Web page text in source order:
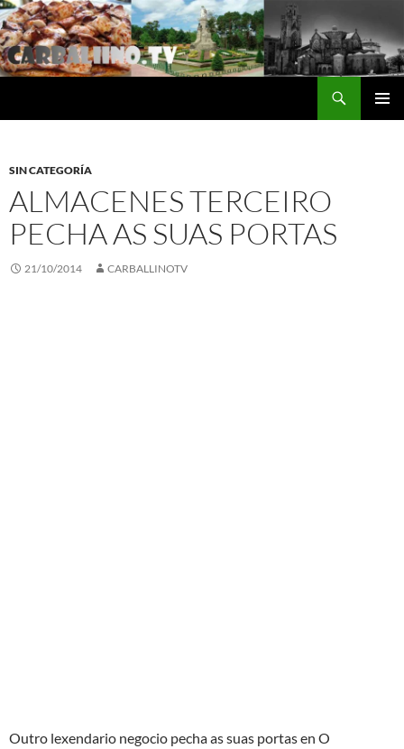
Saltar
al
contenido
SIN CATEGORÍA
ALMACENES TERCEIRO
PECHA AS SUAS PORTAS
21/10/2014 CARBALLINOTV
Outro lexendario negocio pecha as suas portas en O